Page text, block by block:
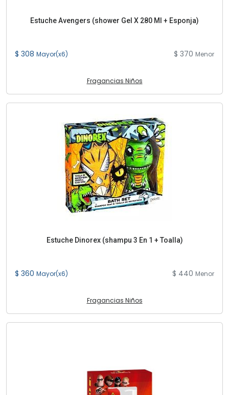
Estuche Avengers (shower Gel X 280 Ml + Esponja)
$ 308 Mayor(x6) $ 370 Menor
Fragancias Niños
Estuche Dinorex (shampu 3 En 1 + Toalla)
$ 360 Mayor(x6) $ 440 Menor
Fragancias Niños